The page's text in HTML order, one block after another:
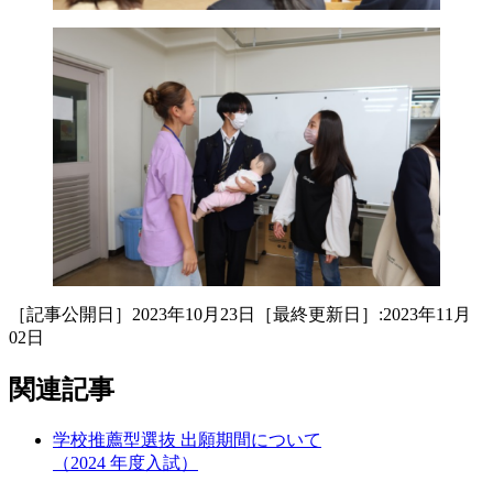
［記事公開日］2023年10月23日［最終更新日］:2023年11月
02日
関連記事
学校推薦型選抜 出願期間について
（2024 年度入試）